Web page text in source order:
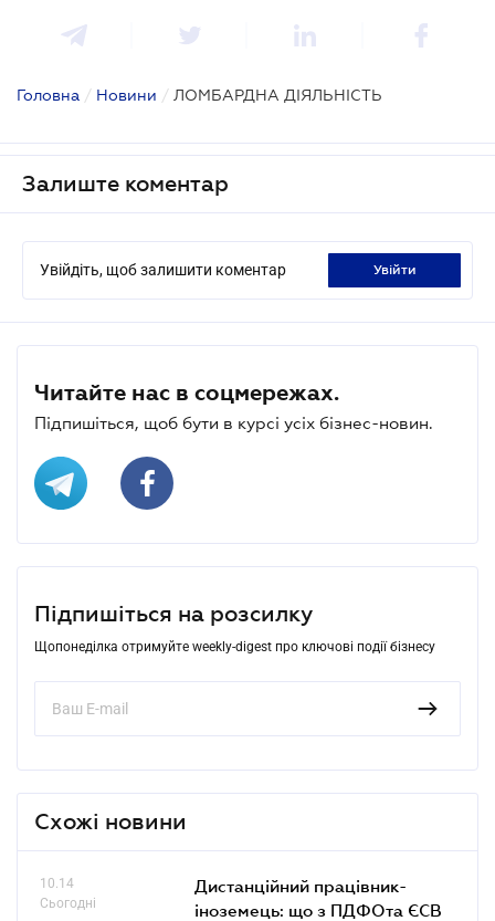
Головна / Новини / ЛОМБАРДНА ДІЯЛЬНІСТЬ
Залиште коментар
Увійдіть, щоб залишити коментар увійти
Читайте нас в соцмережах.
Підпишіться, щоб бути в курсі усіх бізнес-новин.
Підпишіться на розсилку
Щопонеділка отримуйте weekly-digest про ключові події бізнесу
Схожі новини
10.14
Сьогодні
Дистанційний працівник-
іноземець: що з ПДФОта ЄСВ